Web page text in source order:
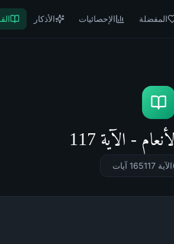
المفضلة الإحصائيات الأذكار
- الآية 117
الآية 117 165 آيات